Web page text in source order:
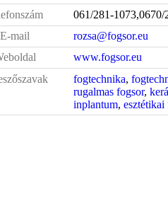
061/281-
E-mail
rozsa@fogsor.eu
www.fogsor.eu
fogtechnika,
rugalmas fogsor,
inplantum, esztétikai